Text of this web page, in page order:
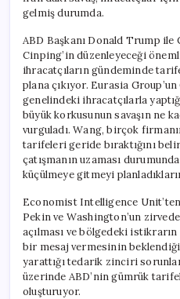
gelmiş durumda.
ABD Başkanı Donald Trump ile
Cinping’in düzenleyeceği
ihracatçıların gündeminde
plana çıkıyor. Eurasia
genelindeki ihracatçılarla
büyük korkusunun savaşın ne
vurguladı. Wang, birçok
tarifeleri geride bıraktığını
çatışmanın uzaması
küçülmeye gitmeyi
Economist Intelligence
Pekin ve Washington’un
açılması ve bölgedeki
bir mesaj vermesinin
yarattığı tedarik zinciri
üzerinde ABD’nin gümrük
oluşturuyor.